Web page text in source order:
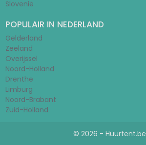
Slovenië
POPULAIR IN NEDERLAND
Gelderland
Zeeland
Overijssel
Noord-Holland
Drenthe
Limburg
Noord-Brabant
Zuid-Holland
© 2026 - Huurtent.be